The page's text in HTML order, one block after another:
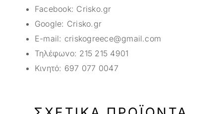
Facebook: Crisko.gr
Google: Crisko.gr
E-mail: criskogreece@gmail.com
Τηλέφωνο: 215 215 4901
Κινητό: 697 077 0047